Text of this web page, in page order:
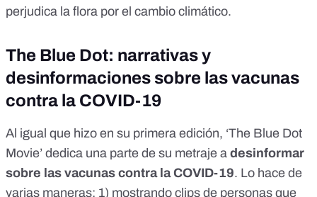
perjudica la flora por el cambio climático.
The Blue Dot: narrativas y
desinformaciones sobre las vacunas
contra la COVID-19
Al igual que hizo en su primera edición, ‘The Blue Dot
Movie’ dedica una parte de su metraje a desinformar
sobre las vacunas contra la COVID-19. Lo hace de
varias maneras: 1) mostrando clips de personas que